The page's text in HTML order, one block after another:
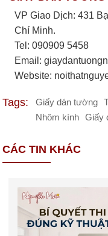
VP Giao Dịch: 431
Chí Minh.
Tel: 090909 5458
Email:
Website:
Tags: Giấy dán tường
Nhôm kính
Giấy
CÁC TIN KHÁC